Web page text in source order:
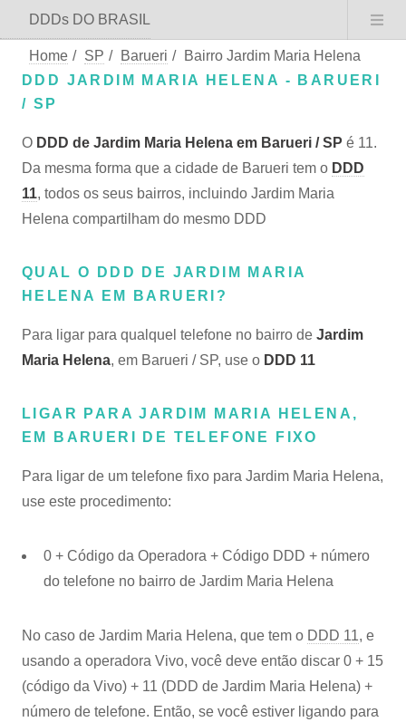
DDDs DO BRASIL
Home / SP / Barueri /
Bairro Jardim Maria Helena
DDD JARDIM MARIA HELENA - BARUERI
/ SP
O DDD de Jardim Maria Helena em Barueri / SP é 11.
Da mesma forma que a cidade de Barueri tem o DDD
11, todos os seus bairros, incluindo Jardim Maria
Helena compartilham do mesmo DDD
QUAL O DDD DE JARDIM MARIA
HELENA EM BARUERI?
Para ligar para qualquel telefone no bairro de Jardim
Maria Helena, em Barueri / SP, use o DDD 11
LIGAR PARA JARDIM MARIA HELENA,
EM BARUERI DE TELEFONE FIXO
Para ligar de um telefone fixo para Jardim Maria Helena,
use este procedimento:
0 + Código da Operadora + Código DDD + número
do telefone no bairro de Jardim Maria Helena
No caso de Jardim Maria Helena, que tem o DDD 11, e
usando a operadora Vivo, você deve então discar 0 + 15
(código da Vivo) + 11 (DDD de Jardim Maria Helena) +
número de telefone. Então, se você estiver ligando para